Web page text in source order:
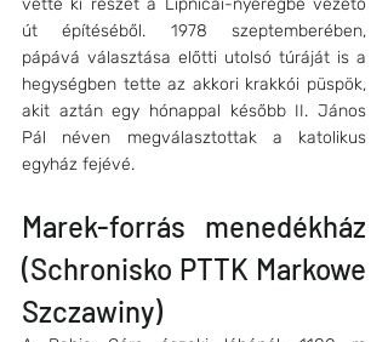
vette ki részét a Lipnicai-nyeregbe vezető
út építéséből. 1978 szeptemberében,
pápává választása előtti utolsó túráját is a
hegységben tette az akkori krakkói püspök,
akit aztán egy hónappal később II. János
Pál néven megválasztottak a katolikus
egyház fejévé.
Marek-forrás menedékház
(Schronisko PTTK Markowe
Szczawiny)